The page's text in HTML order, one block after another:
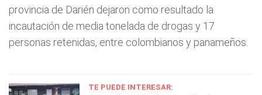
provincia de Darién dejaron como resultado la
incautación de media tonelada de drogas y 17
personas retenidas, entre colombianos y panameños.
TE PUEDE INTERESAR: